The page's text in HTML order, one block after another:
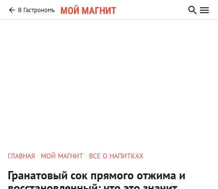
В Гастрономъ
ГЛАВНАЯ МОЙ МАГНИТ ВСЕ О НАПИТКАХ
Гранатовый сок прямого отжима и